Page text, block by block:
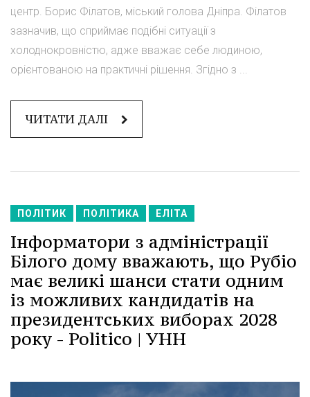
центр. Борис Філатов, міський голова Дніпра. Філатов
зазначив, що сприймає подібні ситуації з
холоднокровністю, адже вважає себе людиною,
орієнтованою на практичні рішення. Згідно з ...
ЧИТАТИ ДАЛІ
ПОЛІТИК ПОЛІТИКА ЕЛІТА
Інформатори з адміністрації
Білого дому вважають, що Рубіо
має великі шанси стати одним
із можливих кандидатів на
президентських виборах 2028
року - Politico | УНН